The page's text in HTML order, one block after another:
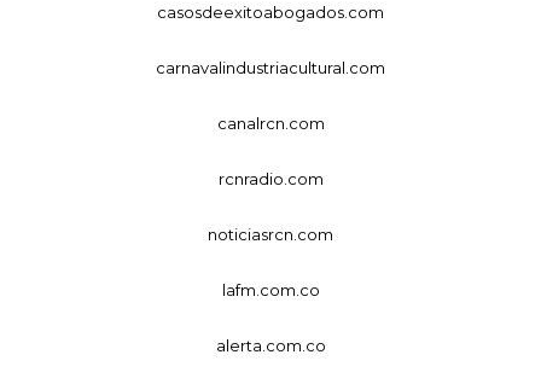
casosdeexitoabogados.com
carnavalindustriacultural.com
canalrcn.com
rcnradio.com
noticiasrcn.com
lafm.com.co
alerta.com.co